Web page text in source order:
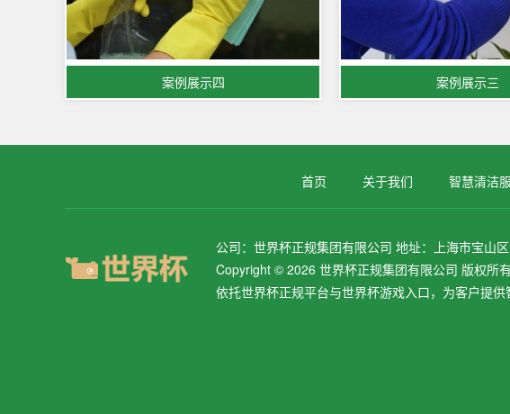
案例展示四 案例展示三
首页 关于我们 智慧清洁
公司：世界杯正规集团有限公司 地址：上海市宝山
Copyright © 2026 世界杯正规集团有限公司 版权所
依托世界杯正规平台与世界杯游戏入口，为客户提